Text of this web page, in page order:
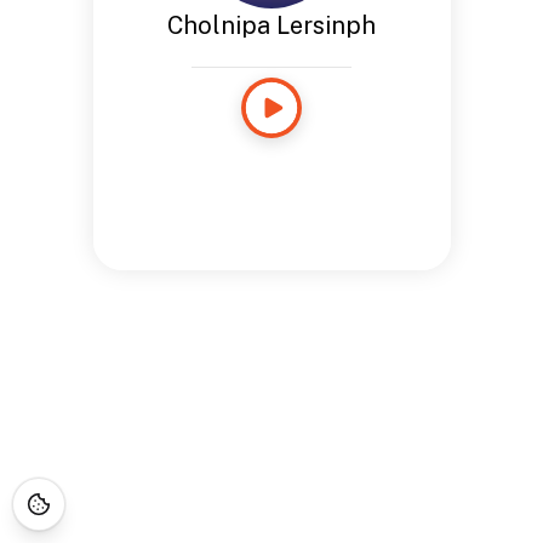
Cholnipa Lersinph